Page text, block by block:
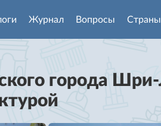
Журнал Вопросы Страны
города